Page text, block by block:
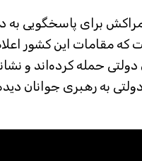
برای پاسخگویی
که مقامات این کشور
حمله کرده‌اند و
به رهبری جوانان